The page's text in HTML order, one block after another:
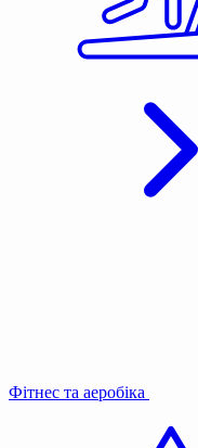
Фітнес та аеробіка